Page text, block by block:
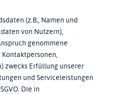
(z.B., Namen und
von Nutzern),
genommene
zwecks Erfüllung unserer
und Serviceleistungen
Die in